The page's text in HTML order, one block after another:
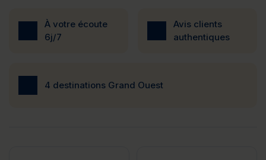
À votre écoute
6j/7
Avis clients
authentiques
4 destinations Grand Ouest